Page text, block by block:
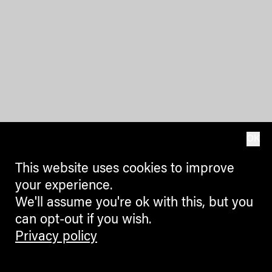
This website uses cookies to improve
your experience.
We'll assume you're ok with this, but you
can opt-out if you wish.
Privacy policy